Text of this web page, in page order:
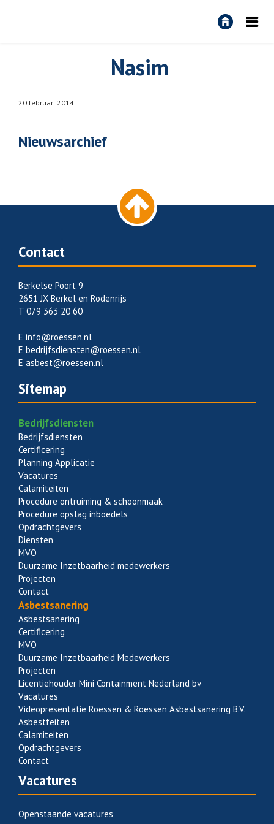
Nasim
20 februari 2014
Nieuwsarchief
Contact
Berkelse Poort 9
2651 JX Berkel en Rodenrijs
T 079 363 20 60
E info@roessen.nl
E bedrijfsdiensten@roessen.nl
E asbest@roessen.nl
Sitemap
Bedrijfsdiensten
Bedrijfsdiensten
Certificering
Planning Applicatie
Vacatures
Calamiteiten
Procedure ontruiming & schoonmaak
Procedure opslag inboedels
Opdrachtgevers
Diensten
MVO
Duurzame Inzetbaarheid medewerkers
Projecten
Contact
Asbestsanering
Asbestsanering
Certificering
MVO
Duurzame Inzetbaarheid Medewerkers
Projecten
Licentiehouder Mini Containment Nederland bv
Vacatures
Videopresentatie Roessen & Roessen Asbestsanering B.V.
Asbestfeiten
Calamiteiten
Opdrachtgevers
Contact
Vacatures
Openstaande vacatures